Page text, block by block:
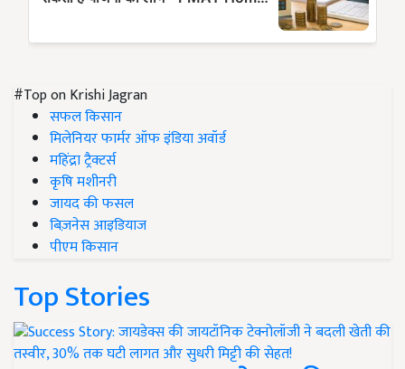
#Top on Krishi Jagran
सफल किसान
मिलेनियर फार्मर ऑफ इंडिया अवॉर्ड
महिंद्रा ट्रैक्टर्स
कृषि मशीनरी
जायद की फसल
बिज़नेस आइडियाज
पीएम किसान
Top Stories